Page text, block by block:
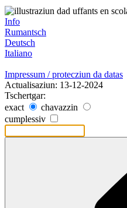
Info
Rumantsch
Deutsch
Italiano
Impressum / protecziun da datas
Actualisaziun: 13-12-2024
Tschertgar:
exact
chavazzin
cumplessiv